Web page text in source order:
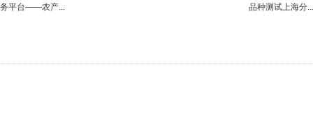
务平台——农产...
品种测试上海分...